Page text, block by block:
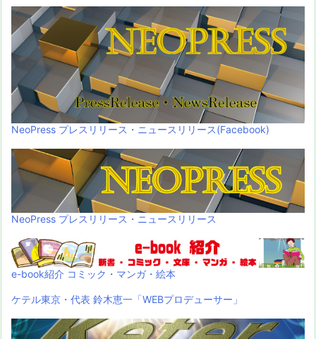
NeoPress プレスリリース・ニュースリリース(Facebook)
NeoPress プレスリリース・ニュースリリース
e-book紹介 コミック・マンガ・絵本
ケテル東京・代表 鈴木恵一「WEBプロデューサー」